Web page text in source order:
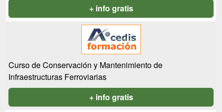
+ info gratis
Curso de Conservación y Mantenimiento de
Infraestructuras Ferroviarias
+ info gratis